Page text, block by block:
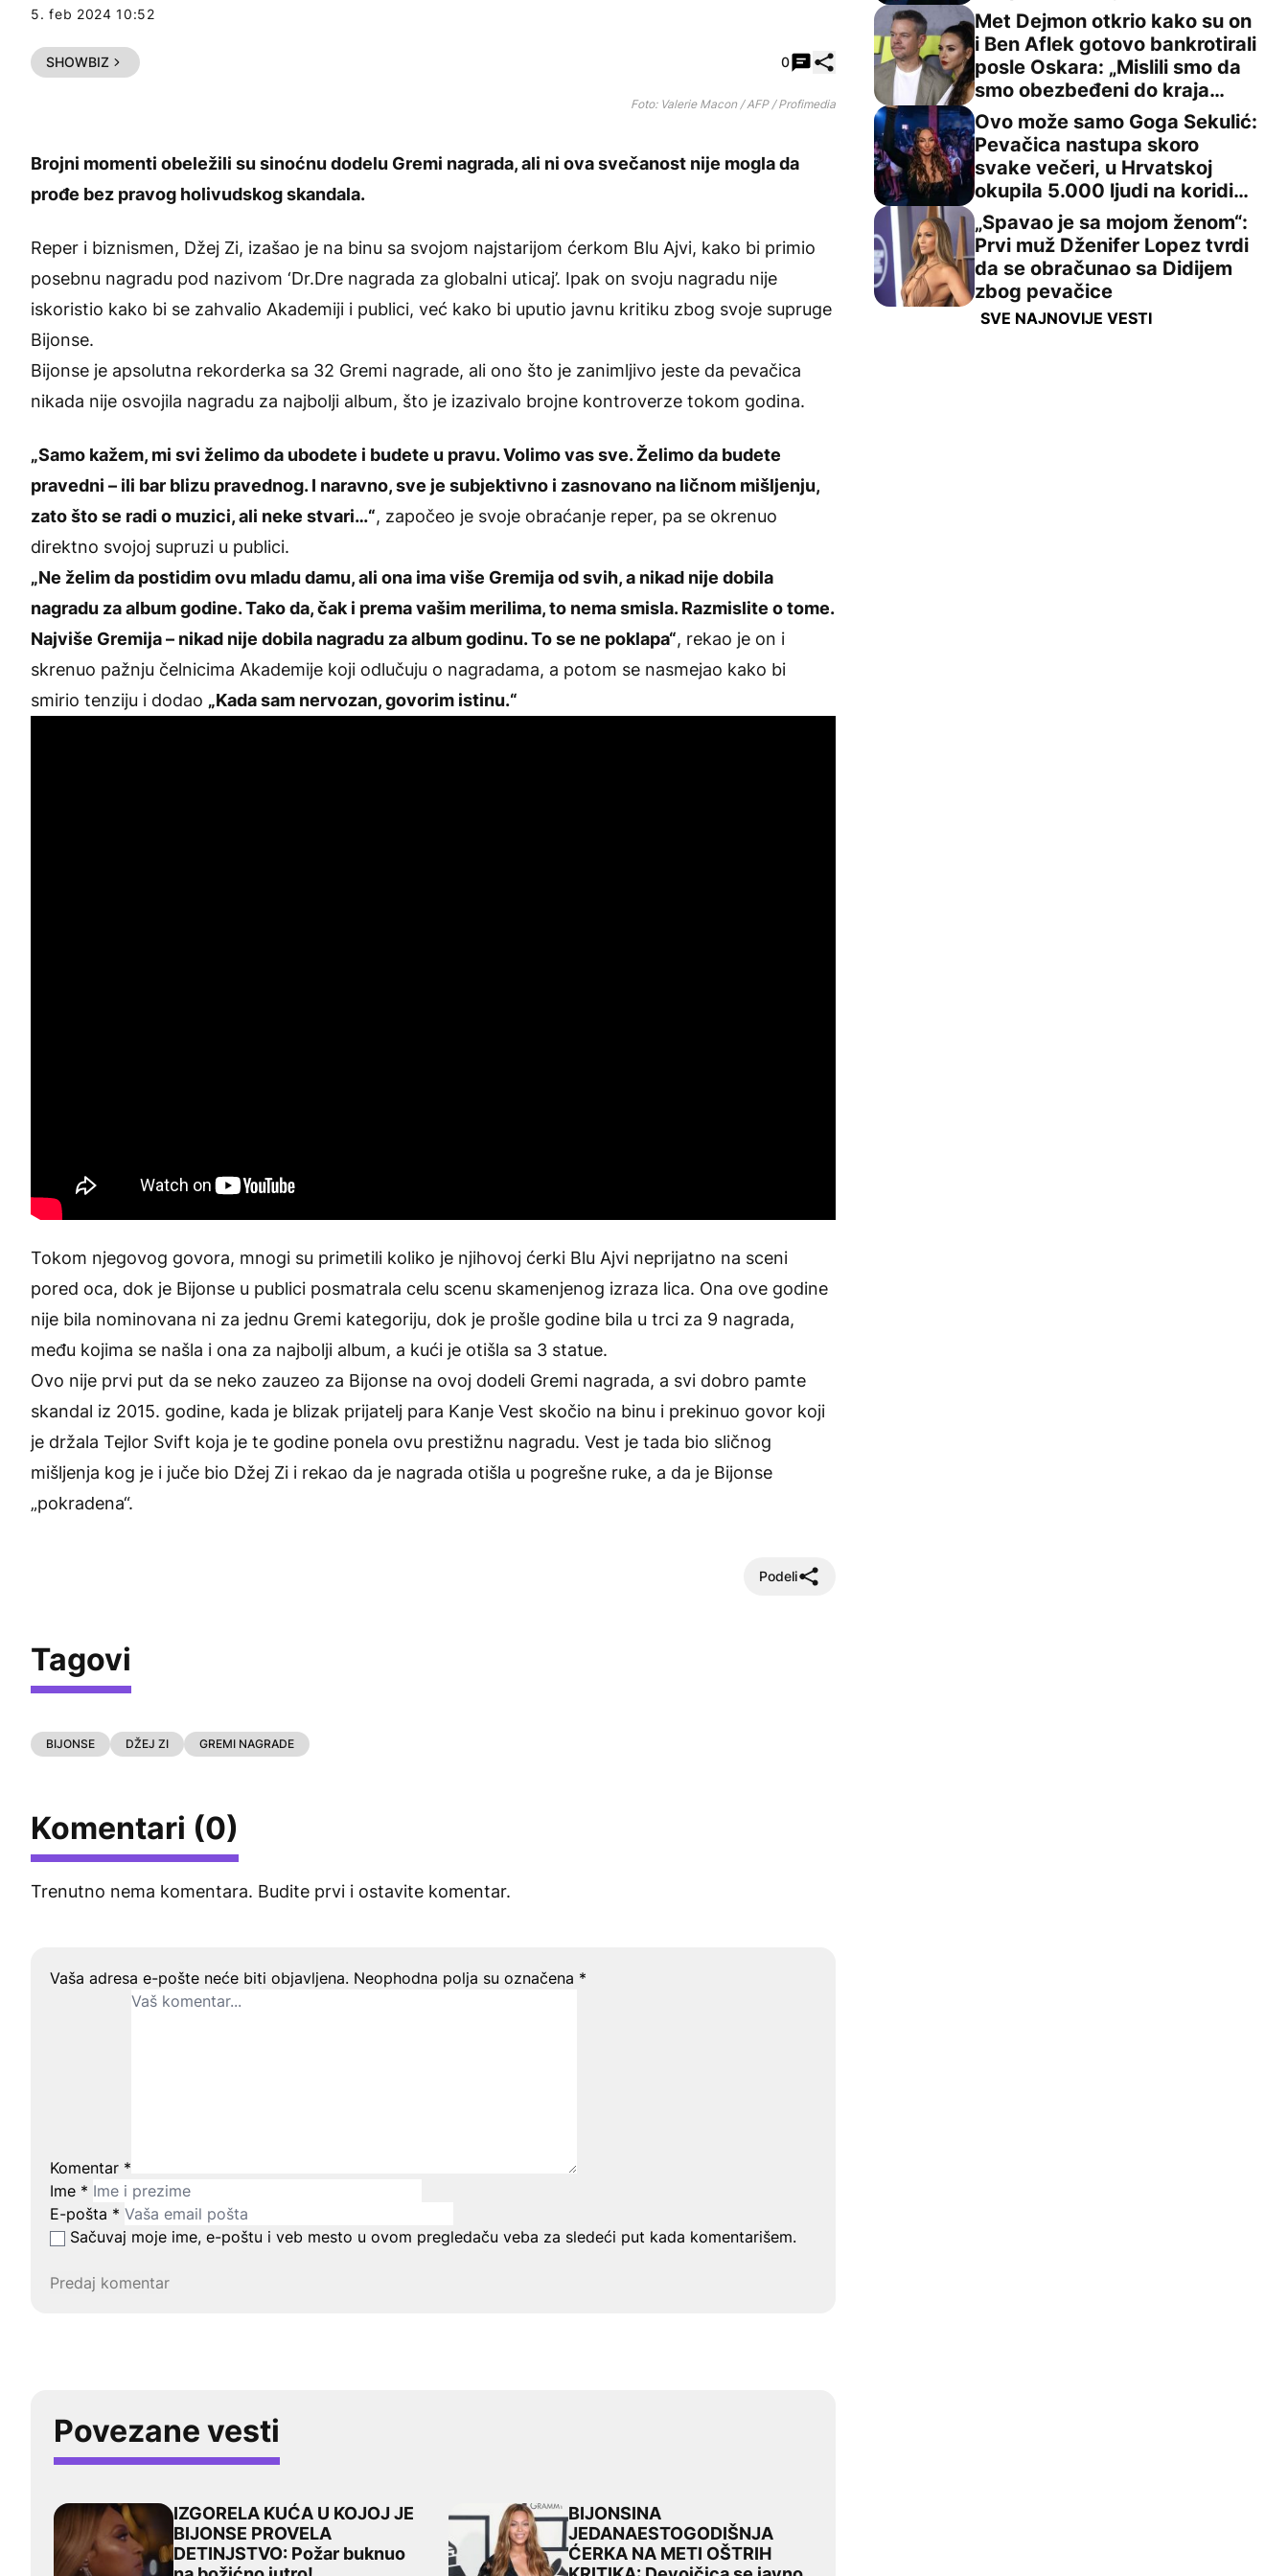
5. feb 2024 10:52
SHOWBIZ 0 Podeli ovaj članak
Foto: Valerie Macon / AFP / Profimedia
Brojni momenti obeležili su sinoćnu dodelu Gremi nagrada, ali ni ova svečanost nije mogla da
prođe bez pravog holivudskog skandala.
Reper i biznismen, Džej Zi, izašao je na binu sa svojom najstarijom ćerkom Blu Ajvi, kako bi primio
posebnu nagradu pod nazivom ‘Dr.Dre nagrada za globalni uticaj’. Ipak on svoju nagradu nije
iskoristio kako bi se zahvalio Akademiji i publici, već kako bi uputio javnu kritiku zbog svoje supruge
Bijonse.
Bijonse je apsolutna rekorderka sa 32 Gremi nagrade, ali ono što je zanimljivo jeste da pevačica
nikada nije osvojila nagradu za najbolji album, što je izazivalo brojne kontroverze tokom godina.
„Samo kažem, mi svi želimo da ubodete i budete u pravu. Volimo vas sve. Želimo da budete
pravedni – ili bar blizu pravednog. I naravno, sve je subjektivno i zasnovano na ličnom mišljenju,
zato što se radi o muzici, ali neke stvari…“, započeo je svoje obraćanje reper, pa se okrenuo
direktno svojoj supruzi u publici.
„Ne želim da postidim ovu mladu damu, ali ona ima više Gremija od svih, a nikad nije dobila
nagradu za album godine. Tako da, čak i prema vašim merilima, to nema smisla. Razmislite o tome.
Najviše Gremija – nikad nije dobila nagradu za album godinu. To se ne poklapa“, rekao je on i
skrenuo pažnju čelnicima Akademije koji odlučuju o nagradama, a potom se nasmejao kako bi
smirio tenziju i dodao „Kada sam nervozan, govorim istinu.“
Tokom njegovog govora, mnogi su primetili koliko je njihovoj ćerki Blu Ajvi neprijatno na sceni
pored oca, dok je Bijonse u publici posmatrala celu scenu skamenjenog izraza lica. Ona ove godine
nije bila nominovana ni za jednu Gremi kategoriju, dok je prošle godine bila u trci za 9 nagrada,
među kojima se našla i ona za najbolji album, a kući je otišla sa 3 statue.
Ovo nije prvi put da se neko zauzeo za Bijonse na ovoj dodeli Gremi nagrada, a svi dobro pamte
skandal iz 2015. godine, kada je blizak prijatelj para Kanje Vest skočio na binu i prekinuo govor koji
je držala Tejlor Svift koja je te godine ponela ovu prestižnu nagradu. Vest je tada bio sličnog
mišljenja kog je i juče bio Džej Zi i rekao da je nagrada otišla u pogrešne ruke, a da je Bijonse
„pokradena“.
Podeli
Tagovi
BIJONSE DŽEJ ZI GREMI NAGRADE
Komentari (0)
Trenutno nema komentara. Budite prvi i ostavite komentar.
Ostavite odgovor
Vaša adresa e-pošte neće biti objavljena. Neophodna polja su označena *
Komentar *
Ime *
E-pošta *
Sačuvaj moje ime, e-poštu i veb mesto u ovom pregledaču veba za sledeći put kada komentarišem.
Povezane vesti
IZGORELA KUĆA U KOJOJ JE BIJONSE PROVELA DETINJSTVO: Požar buknuo na božićno jutro!
IZGORELA KUĆA U KOJOJ JE
BIJONSE PROVELA
DETINJSTVO: Požar buknuo
BIJONSINA JEDANAESTOGODIŠNJA ĆERKA NA METI OŠTRIH KRITIKA: Devojčica se javno obratila i svima uputila
BIJONSINA
JEDANAESTOGODIŠNJA
ĆERKA NA METI OŠTRIH
(VIDEO)
Met Dejmon otkrio kako su on i Ben Aflek gotovo
Met Dejmon otkrio kako su on
i Ben Aflek gotovo bankrotirali
posle Oskara: „Mislili smo da
smo obezbeđeni do kraja
života“
Ovo može samo Goga Sekulić: Pevačica nastupa
Ovo može samo Goga Sekulić:
Pevačica nastupa skoro
svake večeri, u Hrvatskoj
okupila 5.000 ljudi na koridi
(VIDEO)
„Spavao je sa mojom ženom“: Prvi muž Dženifer
„Spavao je sa mojom ženom“:
Prvi muž Dženifer Lopez tvrdi
da se obračunao sa Didijem
zbog pevačice
SVE NAJNOVIJE VESTI